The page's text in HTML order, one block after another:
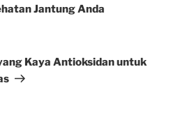
Jantung Anda
Kaya Antioksidan untuk